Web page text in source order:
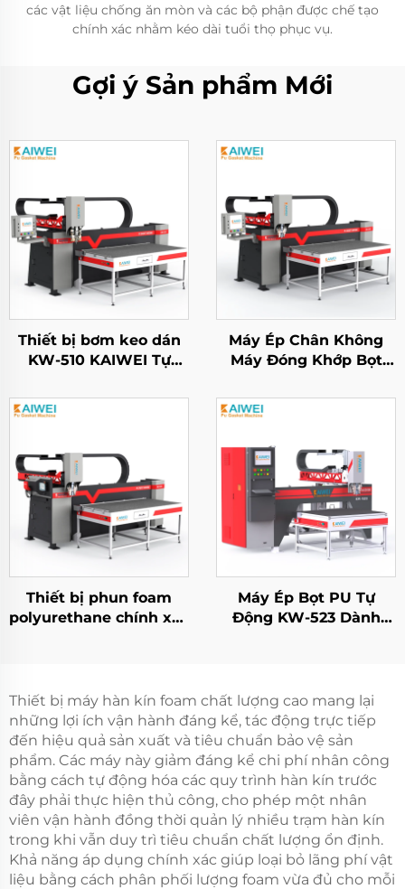
các vật liệu chống ăn mòn và các bộ phận được chế tạo
chính xác nhằm kéo dài tuổi thọ phục vụ.
Gợi ý Sản phẩm Mới
Thiết bị bơm keo dán
KW-510 KAIWEI Tự
Polyurethane Pu
Gasket Dây chuyền sản
Keo Pu Gasket
Máy Ép Chân Không
Máy Đóng Khớp Bọt
Động Máy Làm Gasket
Silicone Pu 1500
Thiết bị phun foam
polyurethane chính xác
Máy Ép Bọt PU Tự
Động KW-523 Dành
Thiết bị máy hàn kín foam chất lượng cao mang lại
những lợi ích vận hành đáng kể, tác động trực tiếp
đến hiệu quả sản xuất và tiêu chuẩn bảo vệ sản
phẩm. Các máy này giảm đáng kể chi phí nhân công
bằng cách tự động hóa các quy trình hàn kín trước
đây phải thực hiện thủ công, cho phép một nhân
viên vận hành đồng thời quản lý nhiều trạm hàn kín
trong khi vẫn duy trì tiêu chuẩn chất lượng ổn định.
Khả năng áp dụng chính xác giúp loại bỏ lãng phí vật
liệu bằng cách phân phối lượng foam vừa đủ cho mỗi